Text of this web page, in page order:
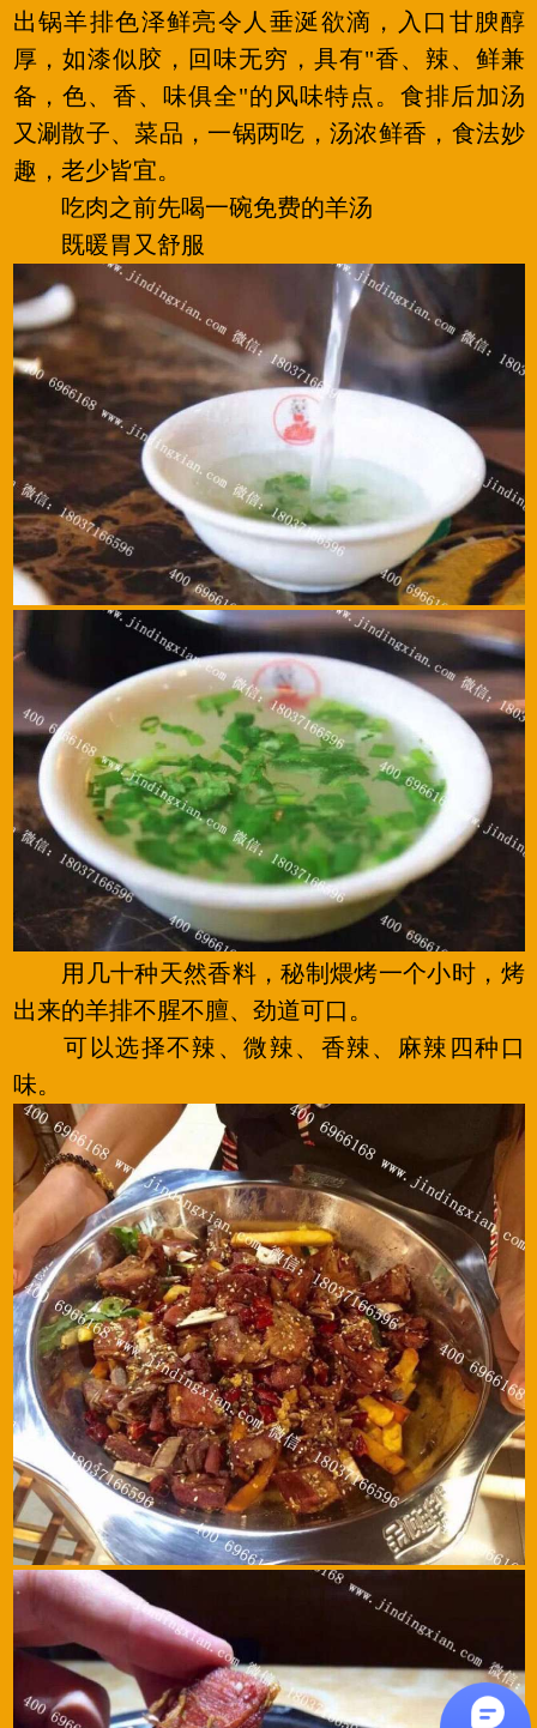
出锅羊排色泽鲜亮令人垂涎欲滴，入口甘腴醇
厚，如漆似胶，回味无穷，具有"香、辣、鲜兼
备，色、香、味俱全"的风味特点。食排后加汤
又涮散子、菜品，一锅两吃，汤浓鲜香，食法妙
趣，老少皆宜。
吃肉之前先喝一碗免费的羊汤
既暖胃又舒服
用几十种天然香料，秘制煨烤一个小时，烤
出来的羊排不腥不膻、劲道可口。
可以选择不辣、微辣、香辣、麻辣四种口
味。